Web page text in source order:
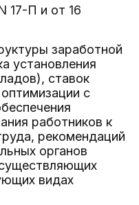
17-П и от 16
заработной
установления
ставок
с
работников к
рекомендаций
органов
видах